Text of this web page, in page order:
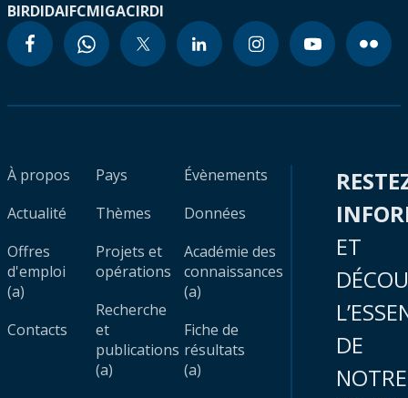
BIRDIDAIFCMIGACIRDI
À propos
Actualité
Offres
d'emploi
(a)
Contacts
Pays
Thèmes
Projets et
opérations
Recherche
et
publications
(a)
Évènements
Données
Académie des
connaissances
(a)
Fiche de
résultats
(a)
ET
DE
NOTRE